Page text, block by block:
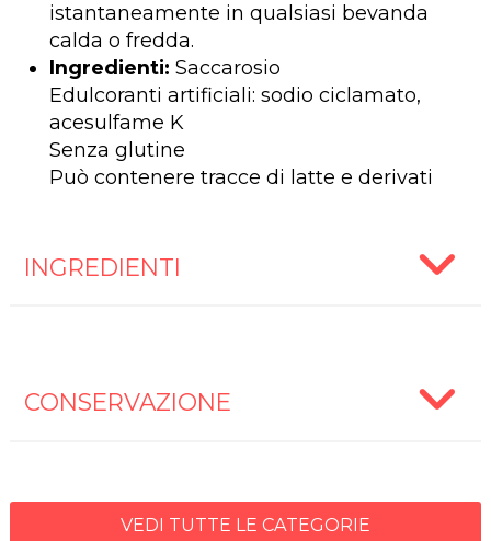
istantaneamente in qualsiasi bevanda
calda o fredda.
Ingredienti: Saccarosio
Edulcoranti artificiali: sodio ciclamato,
acesulfame K
Senza glutine
Può contenere tracce di latte e derivati
INGREDIENTI
CONSERVAZIONE
VEDI TUTTE LE CATEGORIE